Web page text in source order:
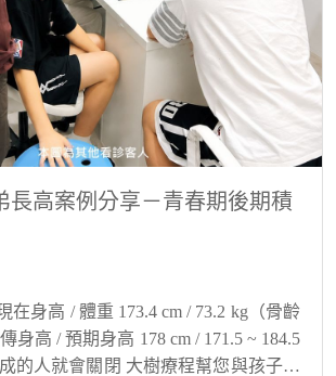
長高案例分享－青春期後期積
在身高 / 體重 173.4 cm / 73.2 kg（骨齡
身高 / 預期身高 178 cm / 171.5 ~ 184.5
的人就會關閉 大樹療程幫您與孩子解